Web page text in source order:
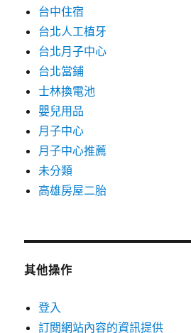
台中住宿
台北人工植牙
台北月子中心
台北當鋪
士林換電池
嬰兒用品
月子中心
月子中心推薦
未分類
高雄房屋二胎
其他操作
登入
訂閱網站內容的資訊提供